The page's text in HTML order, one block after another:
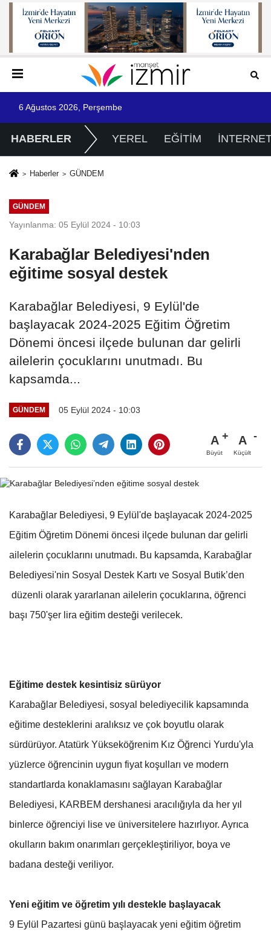
6 Ağustos 2026, Perşembe
HABERLER YEREL EĞİTİM
Haberler GÜNDEM
GÜNDEM
Yayınlanma: 05 Eylül 2024 - 10:03
Karabağlar Belediyesi'nden
eğitime sosyal destek
Karabağlar Belediyesi, 9 Eylül'de
başlayacak 2024-2025 Eğitim Öğretim
Dönemi öncesi ilçede bulunan dar gelirli
ailelerin çocuklarını unutmadı. Bu
kapsamda...
GÜNDEM 05 Eylül 2024 - 10:03
A
Büyüt
A
Küçült
Karabağlar Belediyesi, 9 Eylül'de başlayacak 2024-2025
Eğitim Öğretim Dönemi öncesi ilçede bulunan dar gelirli
ailelerin çocuklarını unutmadı. Bu kapsamda, Karabağlar
Belediyesi'nin Sosyal Destek Kartı ve Sosyal Butik’den
düzenli olarak yararlanan ailelerin çocuklarına, öğrenci
başı 750'şer lira eğitim desteği verilecek.
Eğitime destek kesintisiz sürüyor
Karabağlar Belediyesi, sosyal belediyecilik kapsamında
eğitime desteklerini aralıksız ve çok boyutlu olarak
sürdürüyor. Atatürk Yükseköğrenim Kız Öğrenci Yurdu'yla
yüzlerce öğrencinin uygun fiyat koşulları ve modern
standartlarda konaklamasını sağlayan Karabağlar
Belediyesi, KARBEM dershanesi aracılığıyla da her yıl
binlerce öğrenciyi lise ve üniversitelere hazırlıyor. Ayrıca
okulların bakım onarımları gerçekleştiriliyor, boya ve
badana desteği veriliyor.
Yeni eğitim ve öğretim yılı destekle başlayacak
9 Eylül Pazartesi günü başlayacak yeni eğitim öğretim